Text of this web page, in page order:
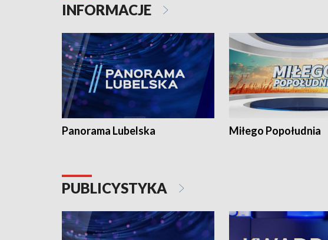
INFORMACJE
Panorama Lubelska Miłego Popołudnia
PUBLICYSTYKA